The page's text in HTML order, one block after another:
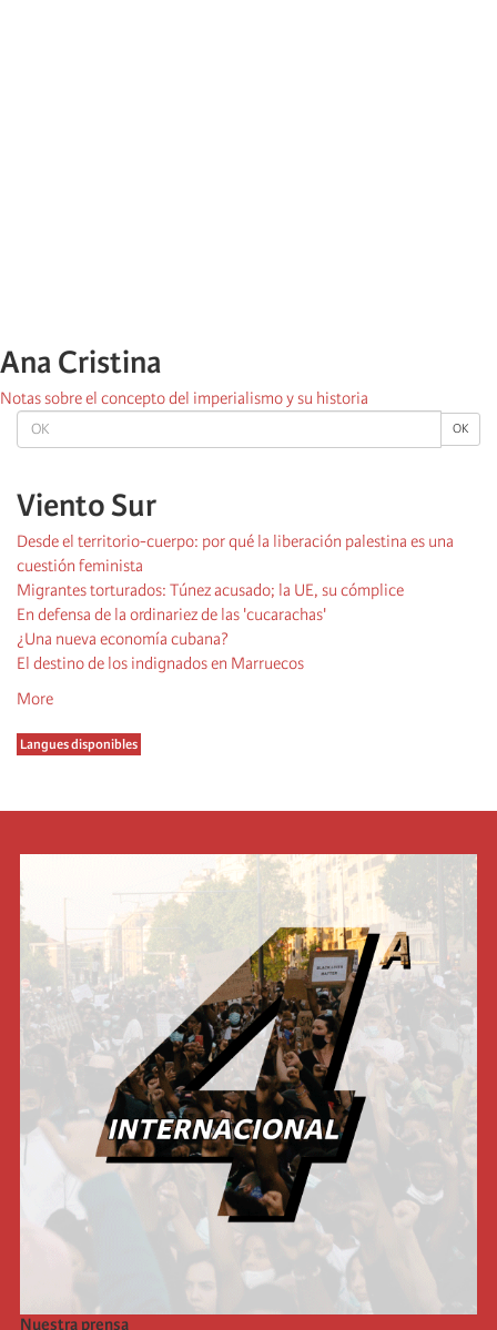
OK OK
Viento Sur
Desde el territorio-cuerpo: por qué la liberación palestina es una
cuestión feminista
Migrantes torturados: Túnez acusado; la UE, su cómplice
En defensa de la ordinariez de las 'cucarachas'
¿Una nueva economía cubana?
El destino de los indignados en Marruecos
More
Langues disponibles
Ana Cristina
Notas sobre el concepto del imperialismo y su historia
Nuestra prensa